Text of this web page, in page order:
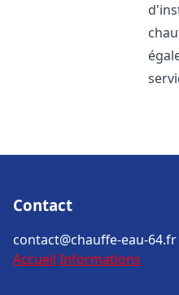
Contact
contact@chauffe-eau-64.fr
Accueil Informations